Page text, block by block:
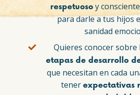
respetuoso y
para darle a tus hijos
sanidad
Quieres conocer sobre
etapas de desarrollo
que necesitan en cada
tener expectativas